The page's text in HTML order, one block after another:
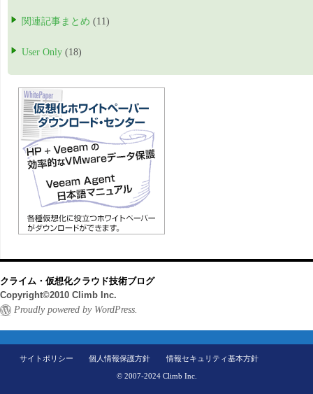
関連記事まとめ (11)
User Only (18)
クライム・仮想化クラウド技術ブログ
Copyright©2010 Climb Inc.
Proudly powered by WordPress.
サイトポリシー 個人情報保護方針 情報セキュリティ基本方針
© 2007-2024 Climb Inc.